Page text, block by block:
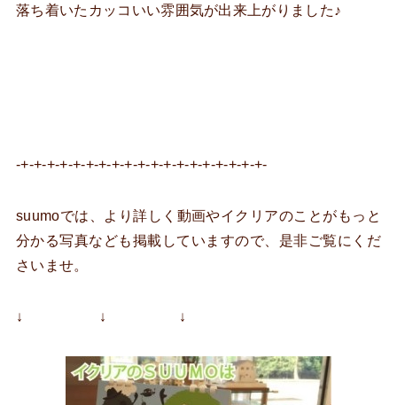
落ち着いたカッコいい雰囲気が出来上がりました♪
-+-+-+-+-+-+-+-+-+-+-+-+-+-+-+-+-+-+-+-
suumoでは、より詳しく動画やイクリアのことがもっと
分かる写真なども掲載していますので、是非ご覧にくだ
さいませ。
↓ ↓ ↓